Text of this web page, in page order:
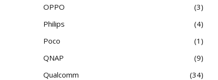
OPPO
3
Philips
4
Poco
1
QNAP
9
Qualcomm
34